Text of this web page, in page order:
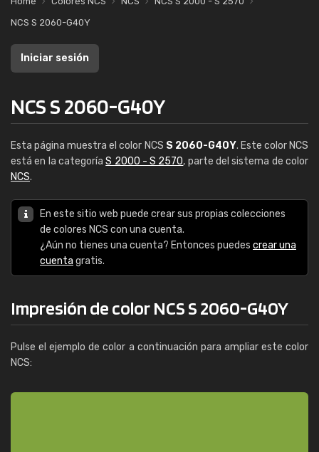
NCS S 2060-G40Y
Iniciar sesión
NCS S 2060-G40Y
Esta página muestra el color NCS S 2060-G40Y. Este color NCS
está en la categoríaS 2000 - S 2570, parte del sistema de color
NCS.
En este sitio web puede crear sus propias colecciones
de colores NCS con una cuenta.
¿Aún no tienes una cuenta? Entonces puedes crear una
cuenta gratis.
Impresión de color NCS S 2060-G40Y
Pulse el ejemplo de color a continuación para ampliar este color
NCS: